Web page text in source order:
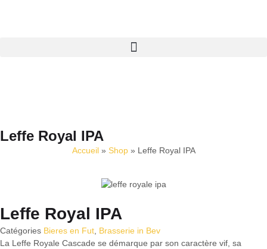
Leffe Royal IPA
Accueil» Shop» Leffe Royal IPA
Leffe Royal IPA
Catégories Bieres en Fut Brasserie in Bev
La Leffe Royale Cascade se démarque par son caractère vif, sa